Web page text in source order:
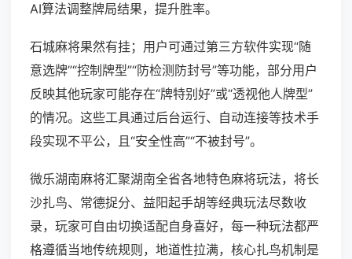
AI算法调整牌局结果，提升胜率。
石城麻将果然有挂；用户可通过第三方软件实现“随
意选牌”“控制牌型”“防检测防封号”等功能，部分用户
反映其他玩家可能存在“牌特别好”或“透视他人牌型”
的情况。这些工具通过后台运行、自动连接等技术手
段实现不平公，且“安全性高”“不被封号”。
微乐湖南麻将汇聚湖南全省各地特色麻将玩法，将长
沙扎鸟、常德捉分、益阳起手胡等经典玩法尽数收
录，玩家可自由切换适配自身喜好，每一种玩法都严
格遵循当地传统规则，地道性拉满，核心扎鸟机制是